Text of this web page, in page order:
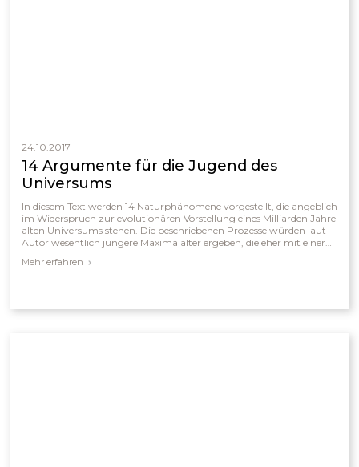
24.10.2017
14 Argumente für die Jugend des
Universums
In diesem Text werden 14 Naturphänomene vorgestellt, die angeblich
im Widerspruch zur evolutionären Vorstellung eines Milliarden Jahre
alten Universums stehen. Die beschriebenen Prozesse würden laut
Autor wesentlich jüngere Maximalalter ergeben, die eher mit einer
werden diese Phänomene als Hinweise für eine junge Erde und
Mehr erfahren